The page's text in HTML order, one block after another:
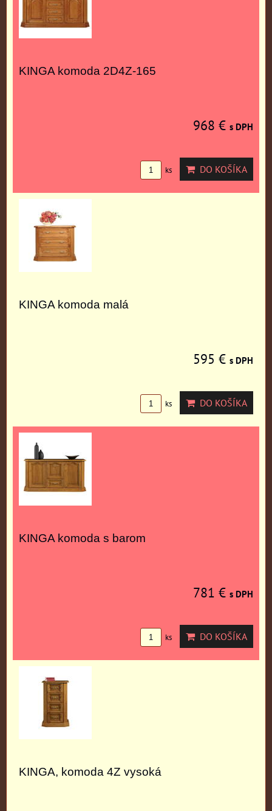
KINGA komoda 2D4Z-165
968 € s DPH
ks DO KOŠÍKA
KINGA komoda malá
595 € s DPH
ks DO KOŠÍKA
KINGA komoda s barom
781 € s DPH
ks DO KOŠÍKA
KINGA, komoda 4Z vysoká